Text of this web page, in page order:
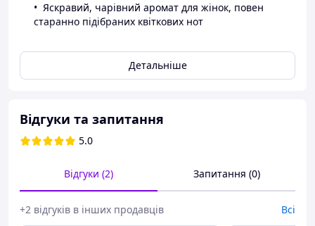
Яскравий, чарівний аромат для жінок, повен
старанно підібраних квіткових нот
парфумована вода для жінок
Початкові ноти: бергамот, конвалія, білий
Ноти серця: лілія, троянда, мімоза
Базові ноти: тикове дерево, гвоздика, мускус
Avon Incandessence поєднує в собі традицію та
Детальніше
Відгуки та запитання
5.0
Відгуки (2) Запитання (0)
+2 відгуків в інших продавців Всі